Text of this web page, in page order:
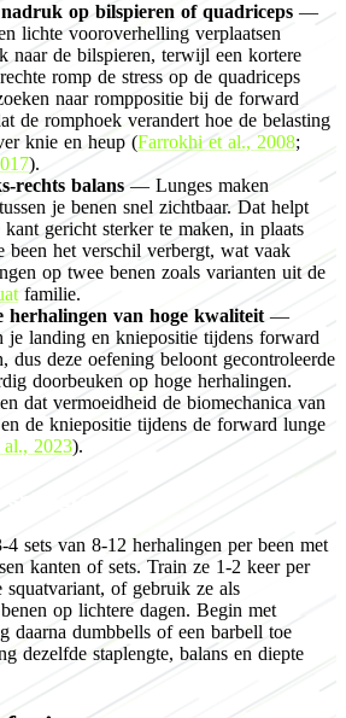
op bilspieren of quadriceps —
lichte vooroverhelling verplaatsen
naar de bilspieren, terwijl een kortere
romp de stress op de quadriceps
naar romppositie bij de forward
de romphoek verandert hoe de belasting
knie en heup (Farrokhi et al., 2008;
).
rechts balans — Lunges maken
je benen snel zichtbaar. Dat helpt
gericht sterker te maken, in plaats
been het verschil verbergt, wat vaak
op twee benen zoals varianten uit de
familie.
herhalingen van hoge kwaliteit —
je landing en kniepositie tijdens forward
dus deze oefening beloont gecontroleerde
doorbeuken op hoge herhalingen.
dat vermoeidheid de biomechanica van
de kniepositie tijdens de forward lunge
al., 2023).
sets van 8-12 herhalingen per been met
kanten of sets. Train ze 1-2 keer per
of gebruik ze als
op lichtere dagen. Begin met
daarna dumbbells of een barbell toe
dezelfde staplengte, balans en diepte